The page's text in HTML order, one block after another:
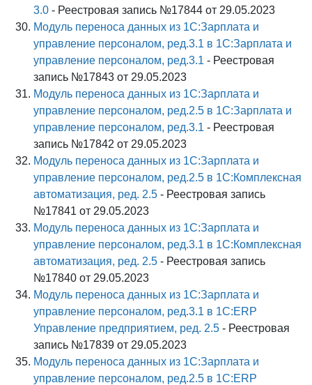
3.0 - Реестровая запись №17844 от 29.05.2023
Модуль переноса данных из 1С:Зарплата и
управление персоналом, ред.3.1 в 1С:Зарплата и
управление персоналом, ред.3.1 - Реестровая
запись №17843 от 29.05.2023
Модуль переноса данных из 1С:Зарплата и
управление персоналом, ред.2.5 в 1С:Зарплата и
управление персоналом, ред.3.1 - Реестровая
запись №17842 от 29.05.2023
Модуль переноса данных из 1С:Зарплата и
управление персоналом, ред.2.5 в 1С:Комплексная
автоматизация, ред. 2.5 - Реестровая запись
№17841 от 29.05.2023
Модуль переноса данных из 1С:Зарплата и
управление персоналом, ред.3.1 в 1С:Комплексная
автоматизация, ред. 2.5 - Реестровая запись
№17840 от 29.05.2023
Модуль переноса данных из 1С:Зарплата и
управление персоналом, ред.3.1 в 1С:ERP
Управление предприятием, ред. 2.5 - Реестровая
запись №17839 от 29.05.2023
Модуль переноса данных из 1С:Зарплата и
управление персоналом, ред.2.5 в 1С:ERP